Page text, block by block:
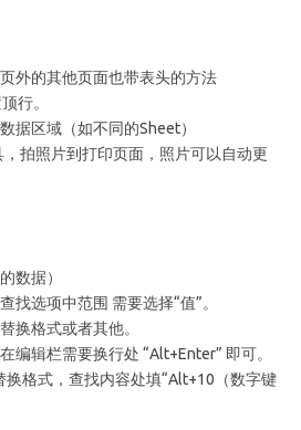
外的其他页面也带表头的方法
行。
据区域（如不同的Sheet）
拍照片到打印页面，照片可以自动更
数据）
找选项中范围 需要选择“值”。
换格式或者其他。
编辑栏需要换行处 “Alt+Enter” 即可。
格式，查找内容处填“Alt+10（数字键